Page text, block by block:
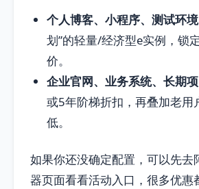
个人博客、小程序、测试环境
划”的轻量/经济型e实例，锁
价。
企业官网、业务系统、长期
或5年阶梯折扣，再叠加老用
低。
如果你还没确定配置，可以先去
器页面看看活动入口，很多优惠